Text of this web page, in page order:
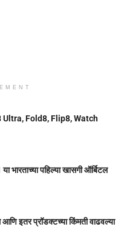
Fold8, Flip8, Watch
पहिल्या खासगी ऑर्बिटल
इतर प्रॉडक्टच्या किंमती वाढवल्या